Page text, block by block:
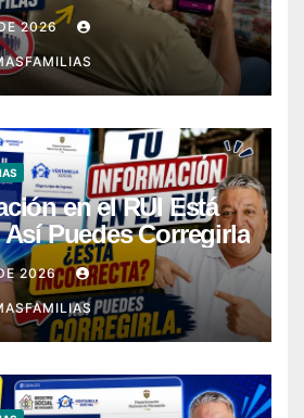
2026
en el RUI Está
Puedes Corregirla
2026